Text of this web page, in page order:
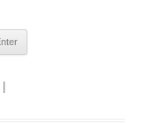
|